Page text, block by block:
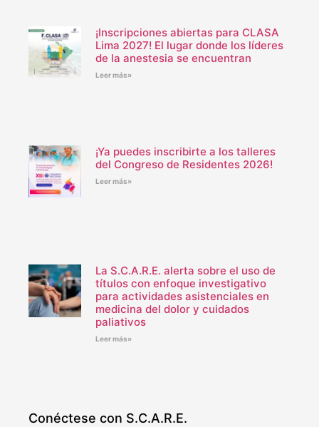
¡Inscripciones abiertas para CLASA
Lima 2027! El lugar donde los líderes
de la anestesia se encuentran
Leer más»
¡Ya puedes inscribirte a los talleres
del Congreso de Residentes 2026!
Leer más»
La S.C.A.R.E. alerta sobre el uso de
títulos con enfoque investigativo
para actividades asistenciales en
medicina del dolor y cuidados
paliativos
Leer más»
Conéctese con S.C.A.R.E.